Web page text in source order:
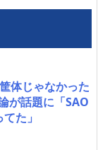
体じゃなかった
が話題に「SAO
た」